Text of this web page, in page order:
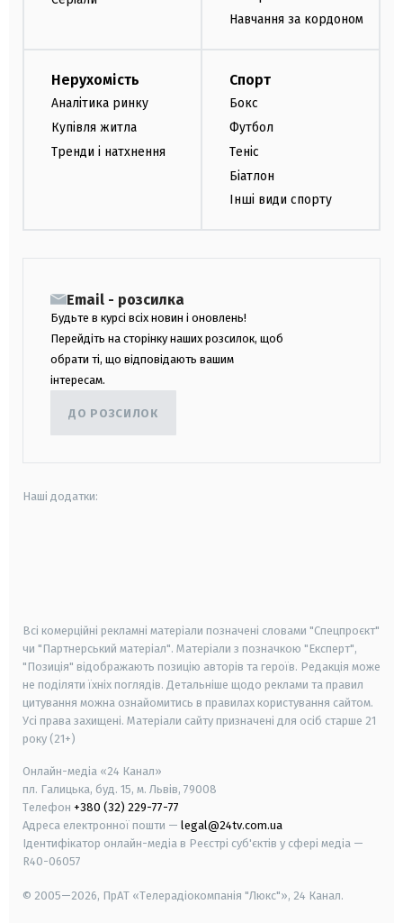
Навчання за кордоном
Нерухомість
Аналітика ринку
Купівля житла
Тренди і натхнення
Спорт
Бокс
Футбол
Теніс
Біатлон
Інші види спорту
Email - розсилка
Будьте в курсі всіх новин і оновлень!
Перейдіть на сторінку наших розсилок, щоб
обрати ті, що відповідають вашим
інтересам.
ДО РОЗСИЛОК
Наші додатки:
Всі комерційні рекламні матеріали позначені словами "Спецпроєкт"
чи "Партнерський матеріал". Матеріали з позначкою "Експерт",
"Позиція" відображають позицію авторів та героїв. Редакція може
не поділяти їхніх поглядів. Детальніше щодо реклами та правил
цитування можна ознайомитись в правилах користування сайтом.
Усі права захищені. Матеріали сайту призначені для осіб старше 21
року (21+)
Онлайн-медіа «24 Канал»
пл. Галицька, буд. 15, м. Львів, 79008
Телефон +380 (32) 229-77-77
Адреса електронної пошти — legal@24tv.com.ua
Ідентифікатор онлайн-медіа в Реєстрі суб'єктів у сфері медіа —
R40-06057
© 2005—2026, ПрАТ «Телерадіокомпанія "Люкс"», 24 Канал.